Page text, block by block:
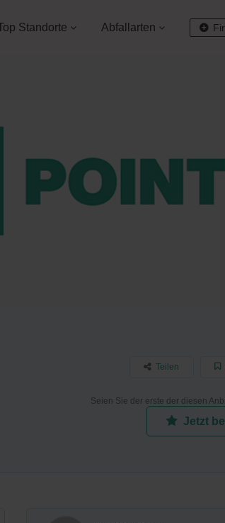
Standorte Abfallarten
Teilen
Seien Sie der erste der diesen
Jetzt